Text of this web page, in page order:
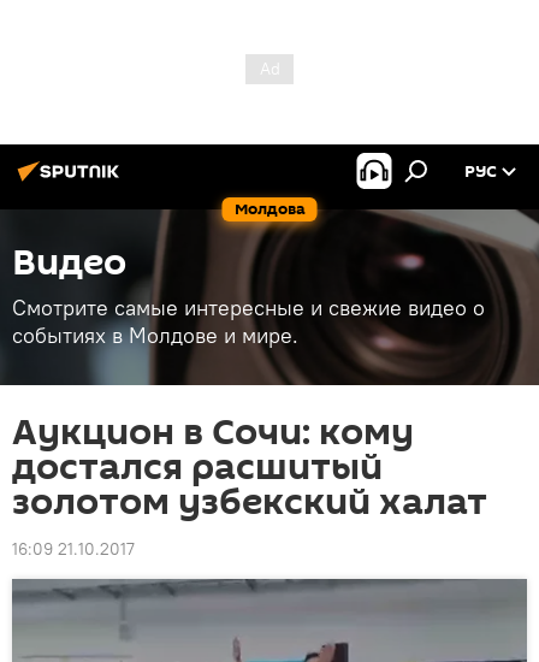
Молдова
РУС
Видео
Смотрите самые интересные и свежие видео о
событиях в Молдове и мире.
Аукцион в Сочи: кому
достался расшитый
золотом узбекский халат
16:09 21.10.2017